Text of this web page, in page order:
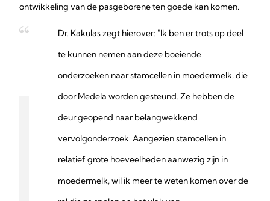
ontwikkeling van de pasgeborene ten goede kan komen.
Dr. Kakulas zegt hierover: "Ik ben er trots op deel
te kunnen nemen aan deze boeiende
onderzoeken naar stamcellen in moedermelk, die
door Medela worden gesteund. Ze hebben de
deur geopend naar belangwekkend
vervolgonderzoek. Aangezien stamcellen in
relatief grote hoeveelheden aanwezig zijn in
moedermelk, wil ik meer te weten komen over de